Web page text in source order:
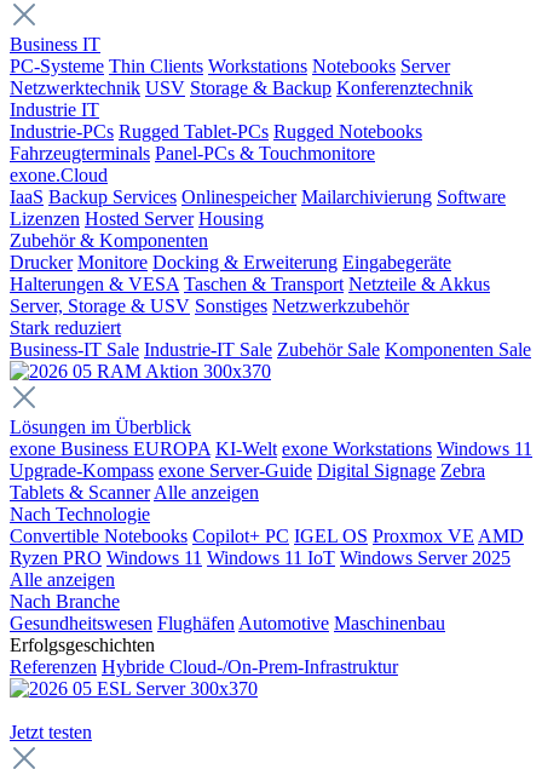
Business IT
PC-Systeme Thin Clients Workstations Notebooks Server
Netzwerktechnik USV Storage & Backup Konferenztechnik
Industrie IT
Industrie-PCs Rugged Tablet-PCs Rugged Notebooks
Fahrzeugterminals Panel-PCs & Touchmonitore
exone.Cloud
IaaS Backup Services Onlinespeicher Mailarchivierung Software
Lizenzen Hosted Server Housing
Zubehör & Komponenten
Drucker Monitore Docking & Erweiterung Eingabegeräte
Halterungen & VESA Taschen & Transport Netzteile & Akkus
Server, Storage & USV Sonstiges Netzwerkzubehör
Stark reduziert
Business-IT Sale Industrie-IT Sale Zubehör Sale Komponenten Sale
Lösungen im Überblick
exone Business EUROPA KI-Welt exone Workstations Windows 11
Upgrade-Kompass exone Server-Guide Digital Signage Zebra
Tablets & Scanner Alle anzeigen
Nach Technologie
Convertible Notebooks Copilot+ PC IGEL OS Proxmox VE AMD
Ryzen PRO Windows 11 Windows 11 IoT Windows Server 2025
Alle anzeigen
Nach Branche
Gesundheitswesen Flughäfen Automotive Maschinenbau
Erfolgsgeschichten
Referenzen Hybride Cloud-/On-Prem-Infrastruktur
Jetzt testen